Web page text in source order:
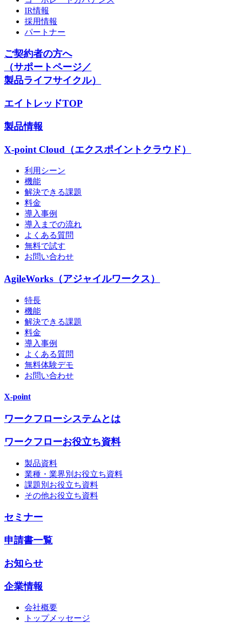
IR情報
採用情報
パートナー
ご契約者の方へ
（サポートページ／
製品ライフサイクル）
エイトレッドTOP
製品情報
X-point Cloud（エクスポイントクラウド）
利用シーン
機能
解決できる課題
料金
導入事例
導入までの流れ
よくある質問
無料で試す
お問い合わせ
AgileWorks（アジャイルワークス）
特長
機能
解決できる課題
料金
導入事例
よくある質問
無料体験デモ
お問い合わせ
X-point
ワークフローシステムとは
ワークフローお役立ち資料
製品資料
業種・業界別お役立ち資料
課題別お役立ち資料
その他お役立ち資料
セミナー
申請書一覧
お知らせ
企業情報
会社概要
トップメッセージ